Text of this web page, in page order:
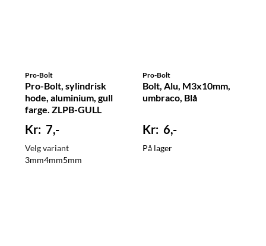
Pro-Bolt
Pro-Bolt, sylindrisk
hode, aluminium, gull
farge. ZLPB-GULL
7,-
Velg variant
3mm4mm5mm
Pro-Bolt
Bolt, Alu, M3x10mm,
umbraco, Blå
6,-
På lager